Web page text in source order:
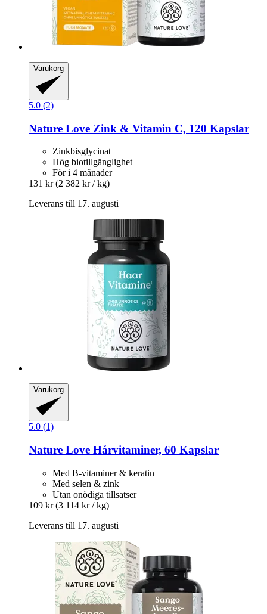
Varukorg
5.0 (2)
Nature Love Zink & Vitamin C, 120 Kapslar
Zinkbisglycinat
Hög biotillgänglighet
För i 4 månader
131 kr (2 382 kr / kg)
Leverans till 17. augusti
Varukorg
5.0 (1)
Nature Love Hårvitaminer, 60 Kapslar
Med B-vitaminer & keratin
Med selen & zink
Utan onödiga tillsatser
109 kr (3 114 kr / kg)
Leverans till 17. augusti